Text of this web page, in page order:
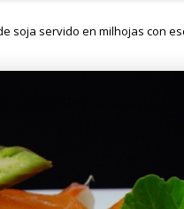
soja servido en milhojas con